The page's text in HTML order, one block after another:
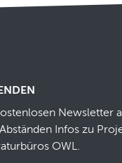
Newsletter
Infos zu
OWL.